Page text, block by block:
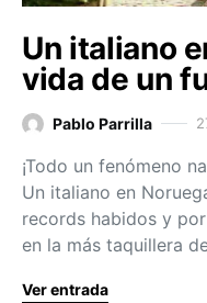
Un italiano
vida de un
Pablo Parrilla
¡Todo un fenómeno
Un italiano en
records habidos y
en la más taquillera
Ver entrada